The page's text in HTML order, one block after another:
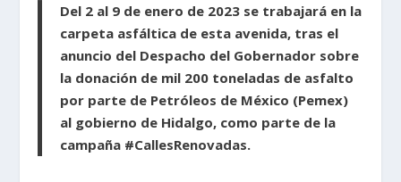
Del 2 al 9 de enero de 2023 se trabajará en la
carpeta asfáltica de esta avenida, tras el
anuncio del Despacho del Gobernador sobre
la donación de mil 200 toneladas de asfalto
por parte de Petróleos de México (Pemex)
al gobierno de Hidalgo, como parte de la
campaña #CallesRenovadas.